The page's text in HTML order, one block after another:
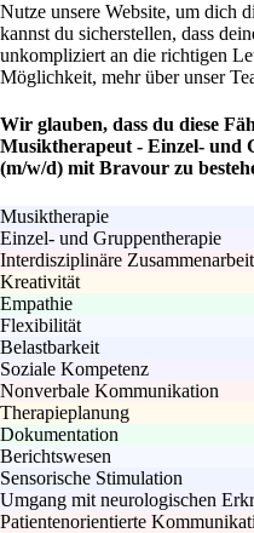
Nutze unsere Website, um dich
kannst du sicherstellen, dass
unkompliziert an die richtigen
Möglichkeit, mehr über unser
Wir glauben, dass du diese
Musiktherapeut - Einzel- und
(m/w/d) mit Bravour zu
Musiktherapie
Einzel- und Gruppentherapie
Interdisziplinäre Zusammenarbeit
Kreativität
Empathie
Flexibilität
Belastbarkeit
Soziale Kompetenz
Nonverbale Kommunikation
Therapieplanung
Dokumentation
Berichtswesen
Sensorische Stimulation
Umgang mit neurologischen
Patientenorientierte